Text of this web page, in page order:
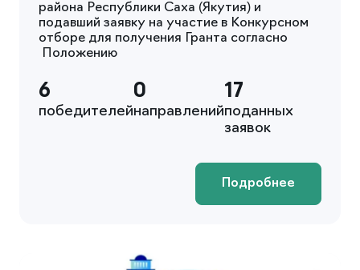
района Республики Саха (Якутия) и
подавший заявку на участие в Конкурсном
отборе для получения Гранта согласно
Положению
6
победителей
0
направлений
17
поданных
заявок
Подробнее